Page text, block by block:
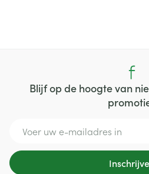
Blijf op de hoogte van